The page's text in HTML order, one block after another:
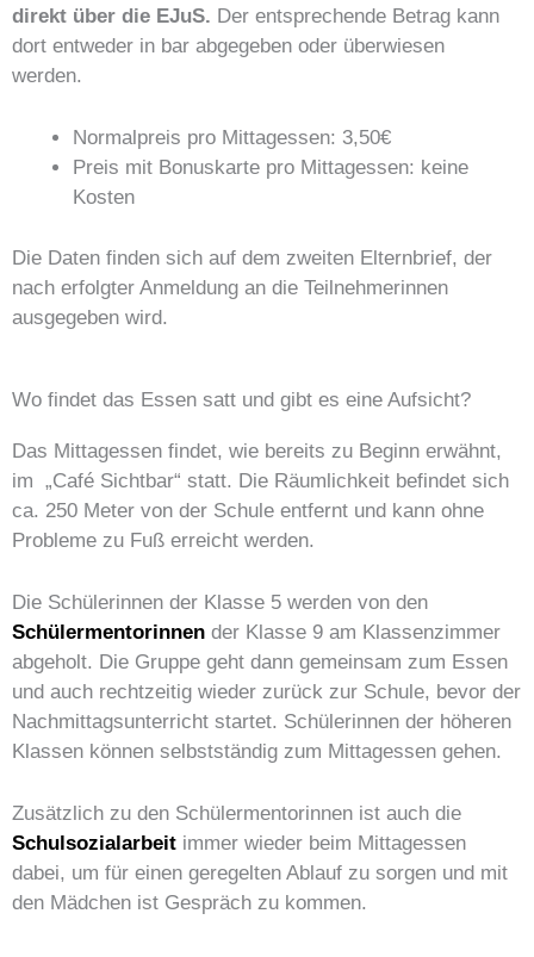
direkt über die EJuS. Der entsprechende Betrag kann
dort entweder in bar abgegeben oder überwiesen
werden.
Normalpreis pro Mittagessen: 3,50€
Preis mit Bonuskarte pro Mittagessen: keine
Kosten
Die Daten finden sich auf dem zweiten Elternbrief, der
nach erfolgter Anmeldung an die Teilnehmerinnen
ausgegeben wird.
Wo findet das Essen satt und gibt es eine Aufsicht?
Das Mittagessen findet, wie bereits zu Beginn erwähnt,
im „Café Sichtbar“ statt. Die Räumlichkeit befindet sich
ca. 250 Meter von der Schule entfernt und kann ohne
Probleme zu Fuß erreicht werden.
Die Schülerinnen der Klasse 5 werden von den
Schülermentorinnen der Klasse 9 am Klassenzimmer
abgeholt. Die Gruppe geht dann gemeinsam zum Essen
und auch rechtzeitig wieder zurück zur Schule, bevor der
Nachmittagsunterricht startet. Schülerinnen der höheren
Klassen können selbstständig zum Mittagessen gehen.
Zusätzlich zu den Schülermentorinnen ist auch die
Schulsozialarbeit immer wieder beim Mittagessen
dabei, um für einen geregelten Ablauf zu sorgen und mit
den Mädchen ist Gespräch zu kommen.